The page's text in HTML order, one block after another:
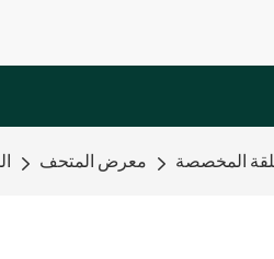
معرض المتحف المخصصة